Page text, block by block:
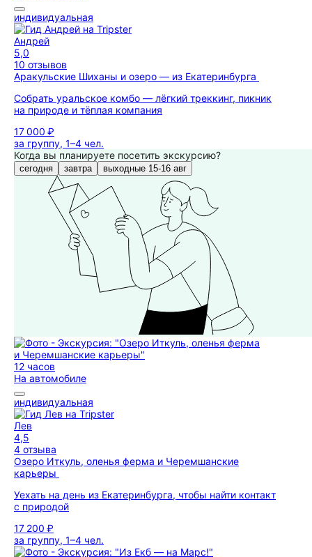
индивидуальная
Андрей
5,0
10 отзывов
Аракульские Шиханы и озеро — из Екатеринбурга
Собрать уральское комбо — лёгкий треккинг, пикник
на природе и тёплая компания
17 000 ₽
за группу, 1–4 чел.
Когда вы планируете посетить экскурсию?
сегодня завтра выходные 15-16 авг
12 часов
На автомобиле
индивидуальная
Лев
4,5
4 отзыва
Озеро Иткуль, оленья ферма и Черемшанские
карьеры
Уехать на день из Екатеринбурга, чтобы найти контакт
с природой
17 200 ₽
за группу, 1–4 чел.